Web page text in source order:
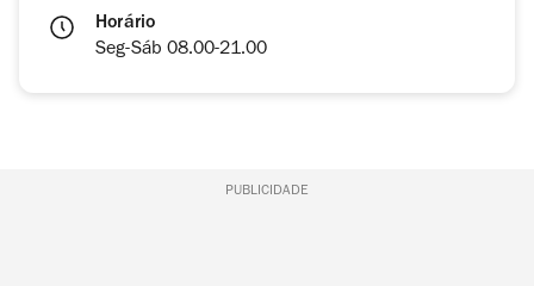
Horário
Seg-Sáb 08.00-21.00
PUBLICIDADE